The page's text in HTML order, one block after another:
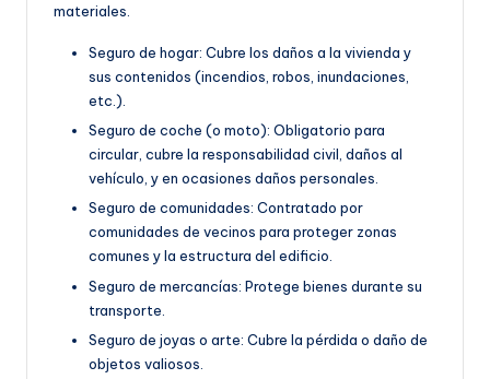
materiales.
Seguro de hogar: Cubre los daños a la vivienda y
sus contenidos (incendios, robos, inundaciones,
etc.).
Seguro de coche (o moto): Obligatorio para
circular, cubre la responsabilidad civil, daños al
vehículo, y en ocasiones daños personales.
Seguro de comunidades: Contratado por
comunidades de vecinos para proteger zonas
comunes y la estructura del edificio.
Seguro de mercancías: Protege bienes durante su
transporte.
Seguro de joyas o arte: Cubre la pérdida o daño de
objetos valiosos.